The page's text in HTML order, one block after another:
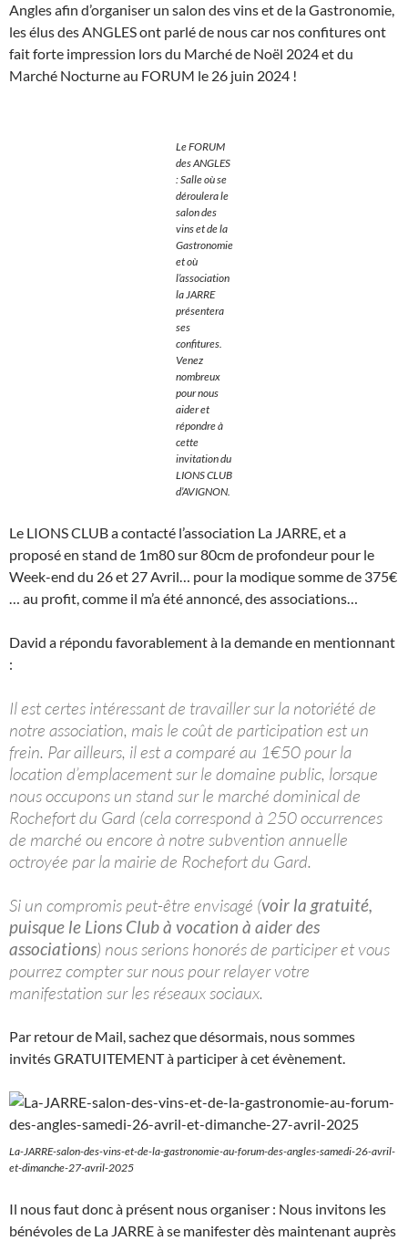
Angles afin d’organiser un salon des vins et de la Gastronomie,
les élus des ANGLES ont parlé de nous car nos confitures ont
fait forte impression lors du Marché de Noël 2024 et du
Marché Nocturne au FORUM le 26 juin 2024 !
Le FORUM
des ANGLES
: Salle où se
déroulera le
salon des
vins et de la
Gastronomie
et où
l’association
la JARRE
présentera
ses
confitures.
Venez
nombreux
pour nous
aider et
répondre à
cette
invitation du
LIONS CLUB
d’AVIGNON.
Le LIONS CLUB a contacté l’association La JARRE, et a
proposé en stand de 1m80 sur 80cm de profondeur pour le
Week-end du 26 et 27 Avril… pour la modique somme de 375€
… au profit, comme il m’a été annoncé, des associations…
David a répondu favorablement à la demande en mentionnant
:
Il est certes intéressant de travailler sur la notoriété de
notre association, mais le coût de participation est un
frein. Par ailleurs, il est a comparé au 1€50 pour la
location d’emplacement sur le domaine public, lorsque
nous occupons un stand sur le marché dominical de
Rochefort du Gard (cela correspond à 250 occurrences
de marché ou encore à notre subvention annuelle
octroyée par la mairie de Rochefort du Gard.
Si un compromis peut-être envisagé (voir la gratuité,
puisque le Lions Club à vocation à aider des
associations) nous serions honorés de participer et vous
pourrez compter sur nous pour relayer votre
manifestation sur les réseaux sociaux.
Par retour de Mail, sachez que désormais, nous sommes
invités GRATUITEMENT à participer à cet évènement.
La-JARRE-salon-des-vins-et-de-la-gastronomie-au-forum-des-angles-samedi-26-avril-
et-dimanche-27-avril-2025
Il nous faut donc à présent nous organiser : Nous invitons les
bénévoles de La JARRE à se manifester dès maintenant auprès